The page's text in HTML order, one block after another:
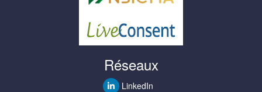
Réseaux
LinkedIn